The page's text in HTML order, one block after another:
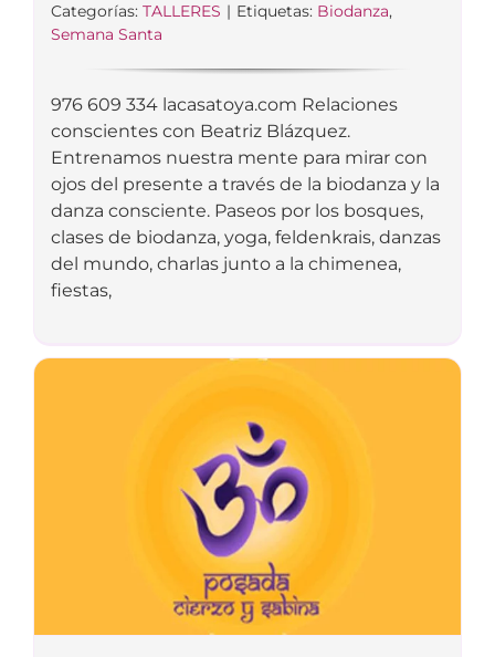
Categorías: TALLERES | Etiquetas: Biodanza,
Semana Santa
976 609 334 lacasatoya.com Relaciones
conscientes con Beatriz Blázquez.
Entrenamos nuestra mente para mirar con
ojos del presente a través de la biodanza y la
danza consciente. Paseos por los bosques,
clases de biodanza, yoga, feldenkrais, danzas
del mundo, charlas junto a la chimenea,
fiestas,